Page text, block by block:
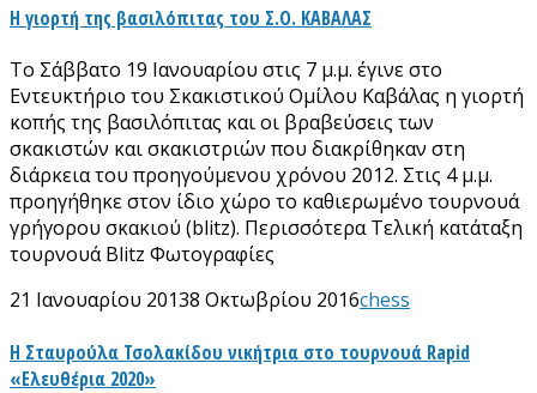
Η γιορτή της βασιλόπιτας του Σ.Ο. ΚΑΒΑΛΑΣ
Το Σάββατο 19 Ιανουαρίου στις 7 μ.μ. έγινε στο
Εντευκτήριο του Σκακιστικού Ομίλου Καβάλας η γιορτή
κοπής της βασιλόπιτας και οι βραβεύσεις των
σκακιστών και σκακιστριών που διακρίθηκαν στη
διάρκεια του προηγούμενου χρόνου 2012. Στις 4 μ.μ.
προηγήθηκε στον ίδιο χώρο το καθιερωμένο τουρνουά
γρήγορου σκακιού (blitz). Περισσότερα Τελική κατάταξη
τουρνουά Blitz Φωτογραφίες
21 Ιανουαρίου 20138 Οκτωβρίου 2016chess
Η Σταυρούλα Τσολακίδου νικήτρια στο τουρνουά Rapid
«Ελευθέρια 2020»